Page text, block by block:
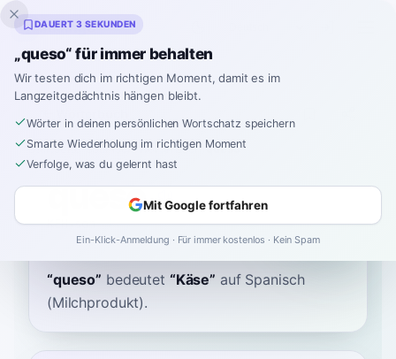
Inklingo
Startseite›Spanisch› Wörterbuch ›queso
queso
KEH-soh ˈke.so
“queso” bedeutet “Käse” auf Spanisch
(Milchprodukt).
DAUERT 3 SEKUNDEN
„queso“ für immer behalten
Wir testen dich im richtigen Moment, damit es im
Langzeitgedächtnis hängen bleibt.
Wörter in deinen persönlichen Wortschatz speichern
Smarte Wiederholung im richtigen Moment
Verfolge, was du gelernt hast
Mit Google fortfahren
Ein-Klick-Anmeldung · Für immer kostenlos · Kein Spam